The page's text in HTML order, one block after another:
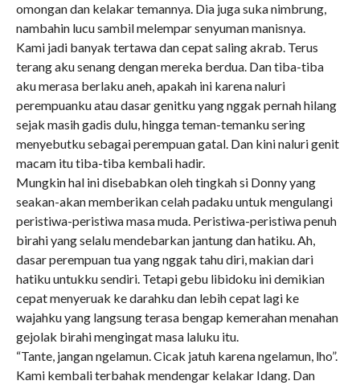
omongan dan kelakar temannya. Dia juga suka nimbrung,
nambahin lucu sambil melempar senyuman manisnya.
Kami jadi banyak tertawa dan cepat saling akrab. Terus
terang aku senang dengan mereka berdua. Dan tiba-tiba
aku merasa berlaku aneh, apakah ini karena naluri
perempuanku atau dasar genitku yang nggak pernah hilang
sejak masih gadis dulu, hingga teman-temanku sering
menyebutku sebagai perempuan gatal. Dan kini naluri genit
macam itu tiba-tiba kembali hadir.
Mungkin hal ini disebabkan oleh tingkah si Donny yang
seakan-akan memberikan celah padaku untuk mengulangi
peristiwa-peristiwa masa muda. Peristiwa-peristiwa penuh
birahi yang selalu mendebarkan jantung dan hatiku. Ah,
dasar perempuan tua yang nggak tahu diri, makian dari
hatiku untukku sendiri. Tetapi gebu libidoku ini demikian
cepat menyeruak ke darahku dan lebih cepat lagi ke
wajahku yang langsung terasa bengap kemerahan menahan
gejolak birahi mengingat masa laluku itu.
“Tante, jangan ngelamun. Cicak jatuh karena ngelamun, lho”.
Kami kembali terbahak mendengar kelakar Idang. Dan